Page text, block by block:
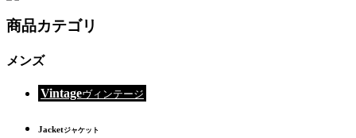
商品カテゴリ
メンズ
Vintageヴィンテージ
Jacketジャケット